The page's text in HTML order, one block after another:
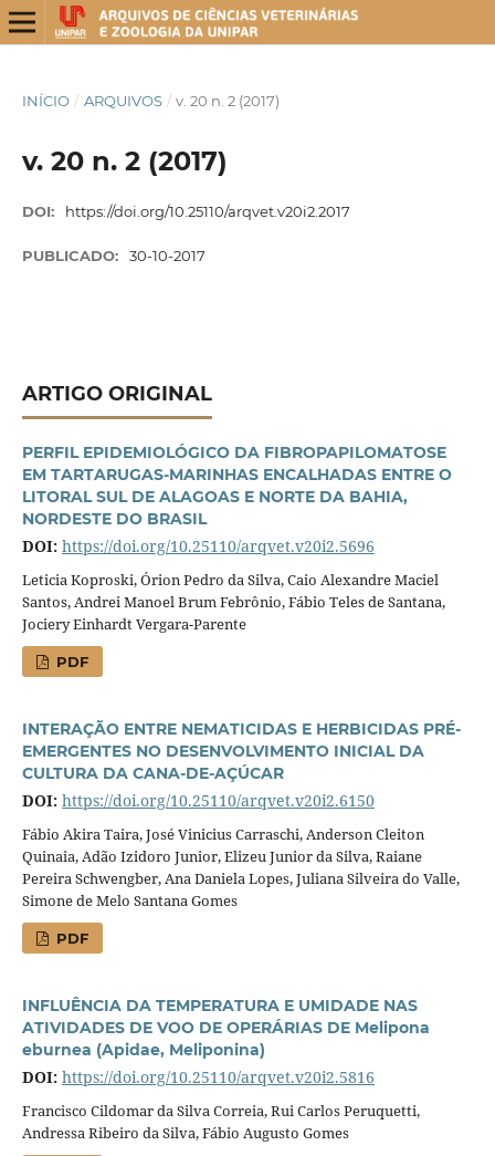
INÍCIO / ARQUIVOS / v. 20 n. 2 (2017)
v. 20 n. 2 (2017)
DOI: https://doi.org/10.25110/arqvet.v20i2.2017
PUBLICADO: 30-10-2017
ARTIGO ORIGINAL
PERFIL EPIDEMIOLÓGICO DA FIBROPAPILOMATOSE
EM TARTARUGAS-MARINHAS ENCALHADAS ENTRE O
LITORAL SUL DE ALAGOAS E NORTE DA BAHIA,
NORDESTE DO BRASIL
DOI: https://doi.org/10.25110/arqvet.v20i2.5696
Leticia Koproski, Órion Pedro da Silva, Caio Alexandre Maciel
Santos, Andrei Manoel Brum Febrônio, Fábio Teles de Santana,
Jociery Einhardt Vergara-Parente
PDF
INTERAÇÃO ENTRE NEMATICIDAS E HERBICIDAS PRÉ-
EMERGENTES NO DESENVOLVIMENTO INICIAL DA
CULTURA DA CANA-DE-AÇÚCAR
DOI: https://doi.org/10.25110/arqvet.v20i2.6150
Fábio Akira Taira, José Vinicius Carraschi, Anderson Cleiton
Quinaia, Adão Izidoro Junior, Elizeu Junior da Silva, Raiane
Pereira Schwengber, Ana Daniela Lopes, Juliana Silveira do Valle,
Simone de Melo Santana Gomes
PDF
INFLUÊNCIA DA TEMPERATURA E UMIDADE NAS
ATIVIDADES DE VOO DE OPERÁRIAS DE Melipona
eburnea (Apidae, Meliponina)
DOI: https://doi.org/10.25110/arqvet.v20i2.5816
Francisco Cildomar da Silva Correia, Rui Carlos Peruquetti,
Andressa Ribeiro da Silva, Fábio Augusto Gomes